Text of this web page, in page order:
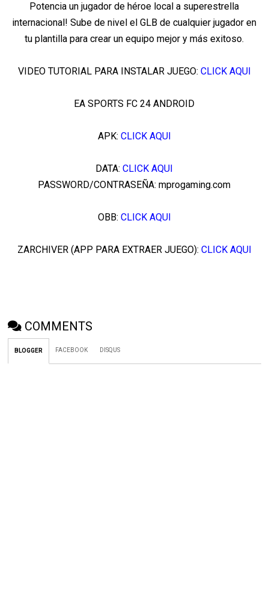
Potencia un jugador de héroe local a superestrella
internacional! Sube de nivel el GLB de cualquier jugador en
tu plantilla para crear un equipo mejor y más exitoso.
VIDEO TUTORIAL PARA INSTALAR JUEGO: CLICK AQUI
EA SPORTS FC 24 ANDROID
APK: CLICK AQUI
DATA:CLICK AQUI
PASSWORD/CONTRASEÑA: mprogaming.com
OBB: CLICK AQUI
ZARCHIVER (APP PARA EXTRAER JUEGO): CLICK AQUI
COMMENTS
BLOGGER FACEBOOK DISQUS